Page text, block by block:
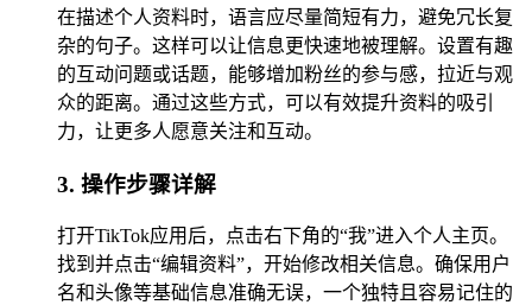
在描述个人资料时，语言应尽量简短有力，避免冗长复
杂的句子。这样可以让信息更快速地被理解。设置有趣
的互动问题或话题，能够增加粉丝的参与感，拉近与观
众的距离。通过这些方式，可以有效提升资料的吸引
力，让更多人愿意关注和互动。
3. 操作步骤详解
打开TikTok应用后，点击右下角的“我”进入个人主页。
找到并点击“编辑资料”，开始修改相关信息。确保用户
名和头像等基础信息准确无误，一个独特且容易记住的